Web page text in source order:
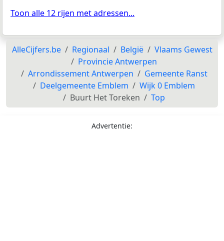
Toon alle 12 rijen met adressen...
AlleCijfers.be Regionaal België
Vlaams Gewest
Provincie Antwerpen
Arrondissement Antwerpen
Gemeente Ranst
Deelgemeente Emblem
Wijk 0 Emblem
Buurt Het Toreken
Top
Advertentie: